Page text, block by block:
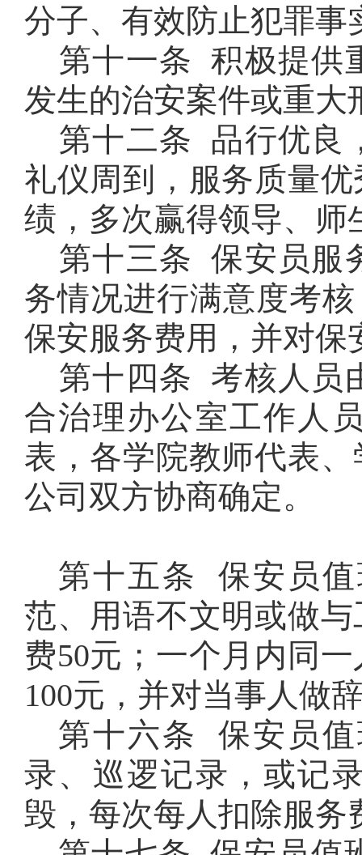
分子、有效防止犯罪事
第十一条 积极提供
发生的治安案件或重大
第十二条 品行优良
礼仪周到，服务质量
绩，多次赢得领导、师
第十三条 保安员服
务情况进行满意度考
保安服务费用，并对保
第十四条 考核人员
合治理办公室工作人
表，各学院教师代表
公司双方协商确定。
第十五条 保安员
范、用语不文明或做
费50元；一个月内同
100元，并对当事人做
第十六条 保安员
录、巡逻记录，或记
毁，每次每人扣除服务